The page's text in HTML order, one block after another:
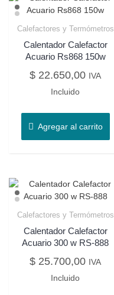
Calefactores y Termómetros
Calentador Calefactor
Acuario Rs868 150w
$ 22.650,00 IVA
Incluido
Agregar al carrito
Calefactores y Termómetros
Calentador Calefactor
Acuario 300 w RS-888
$ 25.700,00 IVA
Incluido